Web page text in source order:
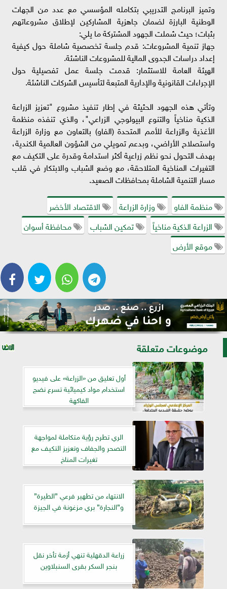
​وتميز البرنامج التدريبي بتكامله المؤسسي مع عدد من الجهات
الوطنية البارزة لضمان جاهزية المشاركين لإطلاق مشروعاتهم
بثبات؛ حيث شملت الجهود المشتركة ما يلي:
​جهاز تنمية المشروعات: قدم جلسة تخصصية شاملة حول كيفية
إعداد دراسات الجدوى المالية للمشروعات الناشئة.
​الهيئة العامة للاستثمار: قدمت جلسة عمل تفصيلية حول
الإجراءات القانونية والإدارية المتبعة لتأسيس الشركات الناشئة.
​وتأتي هذه الجهود الحثيثة ​في إطار تنفيذ مشروع "تعزيز الزراعة
الذكية مناخياً والتنوع البيولوجي الزراعي"، والذي تنفذه منظمة
الأغذية والزراعة للأمم المتحدة (الفاو) بالتعاون مع وزارة الزراعة
واستصلاح الأراضي، وبدعم تمويلي من الشؤون العالمية الكندية،
بهدف التحول نحو نظم زراعية أكثر استدامة وقدرة على التكيف مع
التغيرات المناخية المتلاحقة، مع وضع الشباب والابتكار في قلب
مسار التنمية الشاملة بمحافظات الصعيد.
منظمة الفاو
وزارة الزراعة
الاقتصاد الأخضر
الزراعة الذكية مناخياً
تمكين الشباب
محافظة أسوان
موقع الأرض
موضوعات متعلقة
أول تعليق من «الزراعة» على فيديو
استخدام مواد كيميائية تسرع نضج
الفاكهة
الري تطرح رؤية متكاملة لمواجهة
التصحر والجفاف وتعزيز التكيف مع
تغيرات المناخ
الانتهاء من تطهير فرعي ”الطيرة”
و”النجارة” بري مزغونة في الجيزة
زراعة الدقهلية تنهي أزمة تأخر نقل
بنجر السكر بقرى السنبلاوين